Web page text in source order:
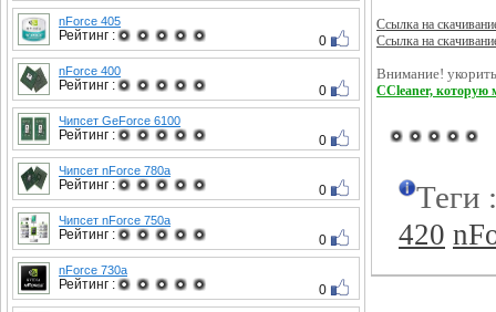
nForce 405
Рейтинг : 0
nForce 400
Рейтинг : 0
Чипсет GeForce 6100
Рейтинг : 0
Чипсет nForce 780a
Рейтинг : 0
Чипсет nForce 750a
Рейтинг : 0
nForce 730a
Рейтинг : 0
Ссылка на
Ссылка на
Внимание!
CCleaner, которую
Теги
420